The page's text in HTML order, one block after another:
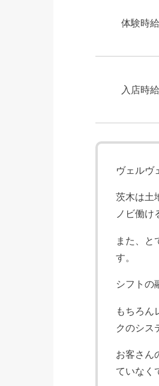
体験時給
入店時給
ヴェルヴ
茨木は土
ノビ働け
また、と
す。
シフトの
もちろん
クのシス
お客さん
ていなく